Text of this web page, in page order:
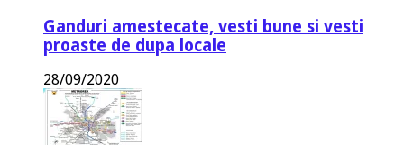
Ganduri amestecate, vesti bune si vesti
proaste de dupa locale
28/09/2020